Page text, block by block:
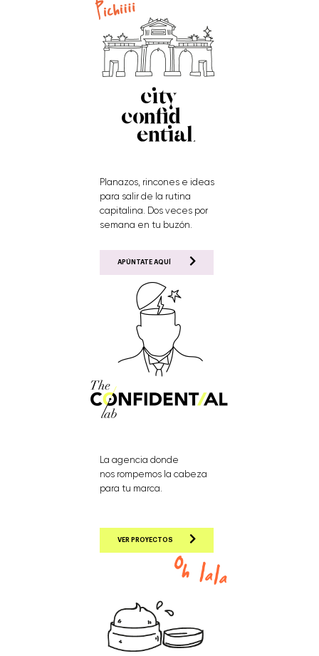
Planazos, rincones e ideas
para salir de la rutina
capitalina. Dos veces por
semana en tu buzón.
APÚNTATE AQUÍ
La agencia donde
nos rompemos la cabeza
para tu marca.
VER PROYECTOS